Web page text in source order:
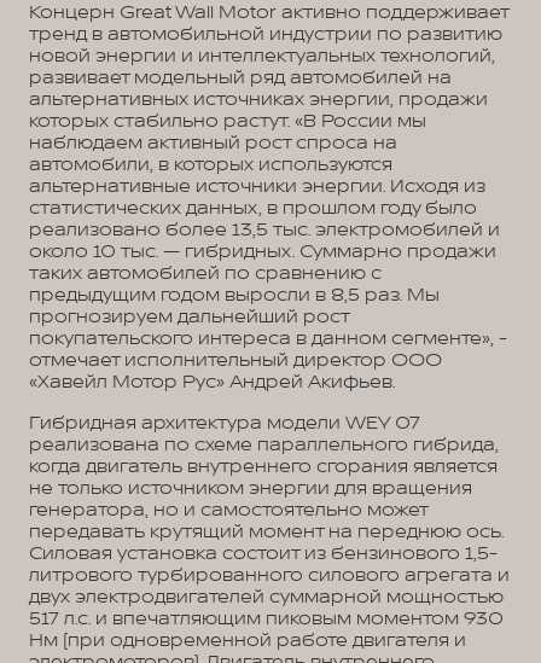
Концерн Great Wall Motor активно поддерживает
тренд в автомобильной индустрии по развитию
новой энергии и интеллектуальных технологий,
развивает модельный ряд автомобилей на
альтернативных источниках энергии, продажи
которых стабильно растут. «В России мы
наблюдаем активный рост спроса на
автомобили, в которых используются
альтернативные источники энергии. Исходя из
статистических данных, в прошлом году было
реализовано более 13,5 тыс. электромобилей и
около 10 тыс. — гибридных. Суммарно продажи
таких автомобилей по сравнению с
предыдущим годом выросли в 8,5 раз. Мы
прогнозируем дальнейший рост
покупательского интереса в данном сегменте», -
отмечает исполнительный директор ООО
«Хавейл Мотор Рус» Андрей Акифьев.
Гибридная архитектура модели WEY 07
реализована по схеме параллельного гибрида,
когда двигатель внутреннего сгорания является
не только источником энергии для вращения
генератора, но и самостоятельно может
передавать крутящий момент на переднюю ось.
Силовая установка состоит из бензинового 1,5-
литрового турбированного силового агрегата и
двух электродвигателей суммарной мощностью
517 л.с. и впечатляющим пиковым моментом 930
Нм (при одновременной работе двигателя и